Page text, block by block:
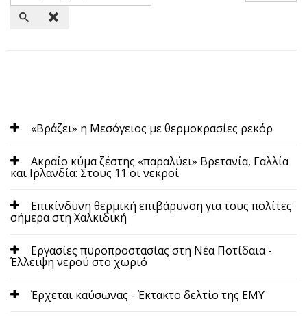
«Βράζει» η Μεσόγειος με θερμοκρασίες ρεκόρ
Ακραίο κύμα ζέστης «παραλύει» Βρετανία, Γαλλία
και Ιρλανδία: Στους 11 οι νεκροί
Επικίνδυνη θερμική επιβάρυνση για τους πολίτες
σήμερα στη Χαλκιδική
Εργασίες πυροπροστασίας στη Νέα Ποτίδαια -
Έλλειψη νερού στο χωριό
Έρχεται καύσωνας - Έκτακτο δελτίο της ΕΜΥ